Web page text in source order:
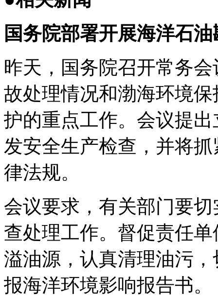
国务院部署开展海洋石
昨天，国务院召开常务
故处理情况和渤海环境
护的重点工作。会议提
发安全生产检查，并将
律法规。
会议要求，有关部门要
查处理工作。督促责任
溢油源，认真清理油污
报海洋环境影响报告书。